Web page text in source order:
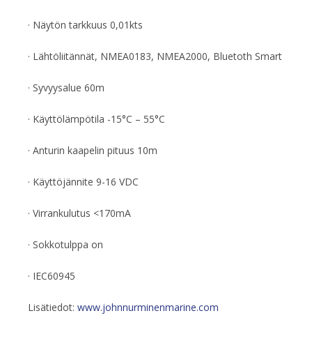
· Näytön tarkkuus 0,01kts
· Lähtöliitännät, NMEA0183, NMEA2000, Bluetoth Smart
· Syvyysalue 60m
· Käyttölämpötila -15°C – 55°C
· Anturin kaapelin pituus 10m
· Käyttöjännite 9-16 VDC
· Virrankulutus <170mA
· Sokkotulppa on
· IEC60945
Lisätiedot: www.johnnurminenmarine.com